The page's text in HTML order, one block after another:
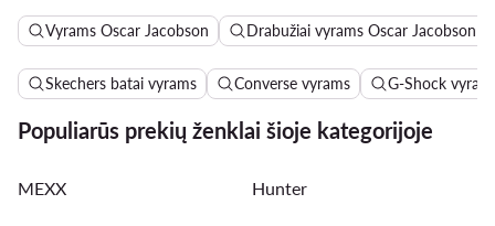
Vyrams Oscar Jacobson Drabužiai vyrams Oscar Jacobson
Skechers batai vyrams Converse vyrams G-Shock
Populiarūs prekių ženklai šioje kategorijoje
MEXX Hunter